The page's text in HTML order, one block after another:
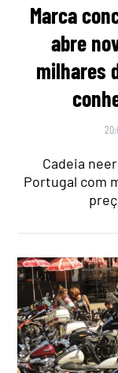
Marca
abre
milhares
Cadeia
Portugal com